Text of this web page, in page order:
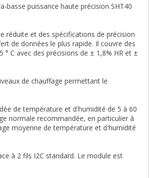
puissance haute précision SHT40
réduite et des spécifications de précision
de données le plus rapide. Il couvre des
C avec des précisions de ± 1,8% HR et ±
de chauffage permettant le
de température et d'humidité de 5 à 60
normale recommandée, en particulier à
moyenne de température et d'humidité
à 2 fils I2C standard. Le module est